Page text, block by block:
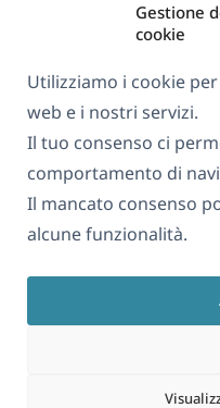
Gestione
cookie
Utilizziamo i cookie
web e i nostri servizi.
Il tuo consenso ci
comportamento di
Il mancato consenso
alcune funzionalità.
GDPR e
Unisciti